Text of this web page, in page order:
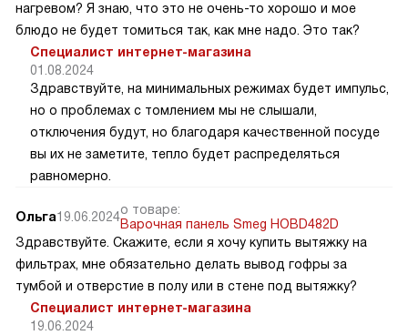
нагревом? Я знаю, что это не очень-то хорошо и мое
блюдо не будет томиться так, как мне надо. Это так?
Специалист интернет-магазина
01.08.2024
Здравствуйте, на минимальных режимах будет импульс,
но о проблемах с томлением мы не слышали,
отключения будут, но благодаря качественной посуде
вы их не заметите, тепло будет распределяться
равномерно.
Ольга19.06.2024о товаре:
Варочная панель Smeg HOBD482D
Здравствуйте. Скажите, если я хочу купить вытяжку на
фильтрах, мне обязательно делать вывод гофры за
тумбой и отверстие в полу или в стене под вытяжку?
Специалист интернет-магазина
19.06.2024